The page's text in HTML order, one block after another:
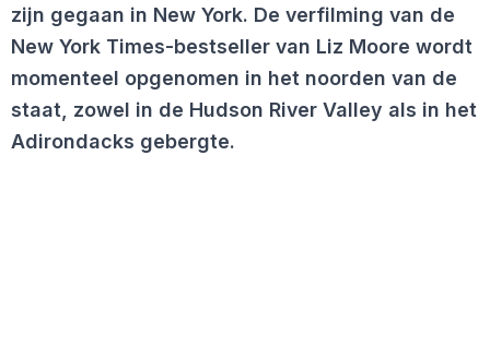
zijn gegaan in New York. De verfilming van de
New York Times-bestseller van Liz Moore wordt
momenteel opgenomen in het noorden van de
staat, zowel in de Hudson River Valley als in het
Adirondacks gebergte.